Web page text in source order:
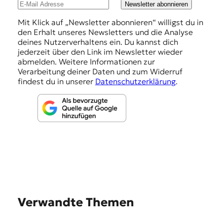
Newsletter abonnieren
Mit Klick auf „Newsletter abonnieren“ willigst du in
den Erhalt unseres Newsletters und die Analyse
deines Nutzerverhaltens ein. Du kannst dich
jederzeit über den Link im Newsletter wieder
abmelden. Weitere Informationen zur
Verarbeitung deiner Daten und zum Widerruf
findest du in unserer Datenschutzerklärung.
Verwandte Themen